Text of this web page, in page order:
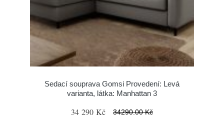
Sedací souprava Gomsi Provedení: Levá
varianta, látka: Manhattan 3
34 290 Kč 34290.00 Kč